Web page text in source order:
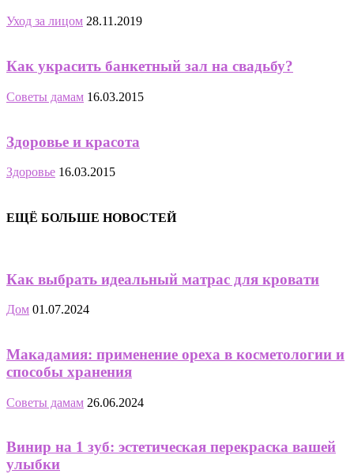
Уход за лицом 28.11.2019
Как украсить банкетный зал на свадьбу?
Советы дамам 16.03.2015
Здоровье и красота
Здоровье 16.03.2015
ЕЩЁ БОЛЬШЕ НОВОСТЕЙ
Как выбрать идеальный матрас для кровати
Дом 01.07.2024
Макадамия: применение ореха в косметологии и
способы хранения
Советы дамам 26.06.2024
Винир на 1 зуб: эстетическая перекраска вашей
улыбки